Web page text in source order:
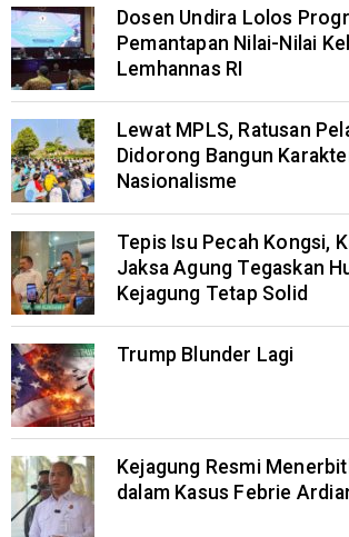
Dosen Undira Lolos
Pemantapan Nilai-Nilai
Lemhannas RI
Lewat MPLS, Ratusan
Didorong Bangun
Nasionalisme
Tepis Isu Pecah Kongsi,
Jaksa Agung Tegaskan
Kejagung Tetap Solid
Trump Blunder Lagi
Kejagung Resmi
dalam Kasus Febrie